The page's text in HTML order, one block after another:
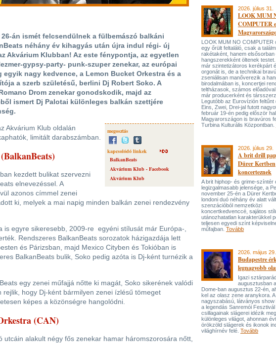
26-án ismét felcsendülnek a fülbemászó balkáni
néhány év kihagyás után újra indul régi- új
Akvárium Klubban! Az este fénypontja, az egyetlen
gypsy-party- punk-szuper zenekar, az európai
egyik nagy kedvence, a Lemon Bucket Orkestra és a
a szerb születésű, berlini Dj Robert Soko. A
Drom zenekar gonodskodik, majd az
ismert Dj Palotai különleges balkán szettjére
megosztás
kapcsolódó linkek
BalkanBeats
Akvárium Klub - Facebook
Akvárium Klub
Akvárium Klub oldalán
limitált darabszámban.
kezdett bulikat szervezni
elnevezéssel. A
azonos címmel zenei
ki, melyek a mai napig minden balkán zenei rendezvény
is egyre sikeresebb, 2009-re egyéni stílusát már Európa-,
Rendszeres BalkanBeats sorozatok házigazdája lett
és Párizsban, majd Mexico Cityben és Tokióban is
BalkanBeats bulik, Soko pedig azóta is Dj-ként turnézik a
egy zenei műfajjá nőtte ki magát, Soko sikerének valódi
rejlik, hogy Dj-ként bármilyen zenei ízlésű tömeget
képes a közönségre hangolódni.
(CAN)
utcáin alakult négy fős zenekar hamar háromszorosára nőtt,
2026. július 31.
LOOK MUM
COMPUTER
LOOK MUM NO COMPUTER
egy őrült feltaláló, csak a
rakétaként, hanem elsősorban
hangszerekként öltenek
már szintetizátoros kerékpárt
orgonát is, de a technikai
zseniálisan manőverezik a
birodalmában is, koncertjei
teltházasok, számos
már producerként és
Legutóbb az Eurovízión feltűnt
Eins, Zwei, Drei-jal futott
február 19-én pedig először
Magyarországon is bravúros
Turbina Kulturális Központban.
2026. július 29.
A brit drill
Dürer Kertben
koncerteznek
A brit hiphop- és grime-színtér
legizgalmasabb jelensége, a
november 25-én a Dürer
londoni duó néhány év alatt
szenzációból nemzetközi
koncertkedvenccé, sajátos
utánozhatatlan karakterükkel
teljesen egyedi színt
műfajban. Tovább
2026. május 29.
Budapestre
legnagyobb
Igazi
augusztusban
Dome-ban augusztus 22-én,
kel az olasz zene aranykora. A
nagyszabású, látványos show
a legendás Sanremói Fesztivál
csillagainak slágerei idézik
különleges világot, ahonnan
örökzöld slágerek és ikonok
világhírnév felé. Tovább